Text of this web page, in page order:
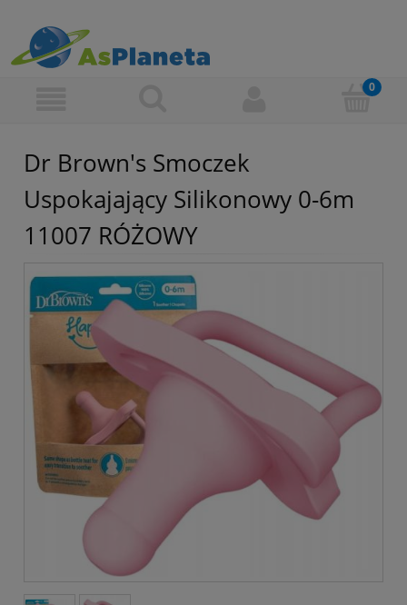
Dr Brown's Smoczek
Uspokajający Silikonowy 0-6m
11007 RÓŻOWY